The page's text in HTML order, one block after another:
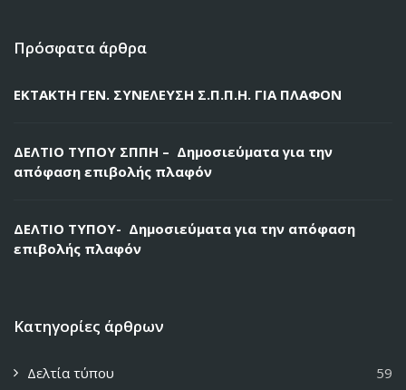
Πρόσφατα άρθρα
ΕΚΤΑΚΤΗ ΓΕΝ. ΣΥΝΕΛΕΥΣΗ Σ.Π.Π.Η. ΓΙΑ ΠΛΑΦΟΝ
ΔΕΛΤΙΟ ΤΥΠΟΥ ΣΠΠΗ – Δημοσιεύματα για την
απόφαση επιβολής πλαφόν
ΔΕΛΤΙΟ ΤΥΠΟΥ- Δημοσιεύματα για την απόφαση
επιβολής πλαφόν
Κατηγορίες άρθρων
Δελτία τύπου 59